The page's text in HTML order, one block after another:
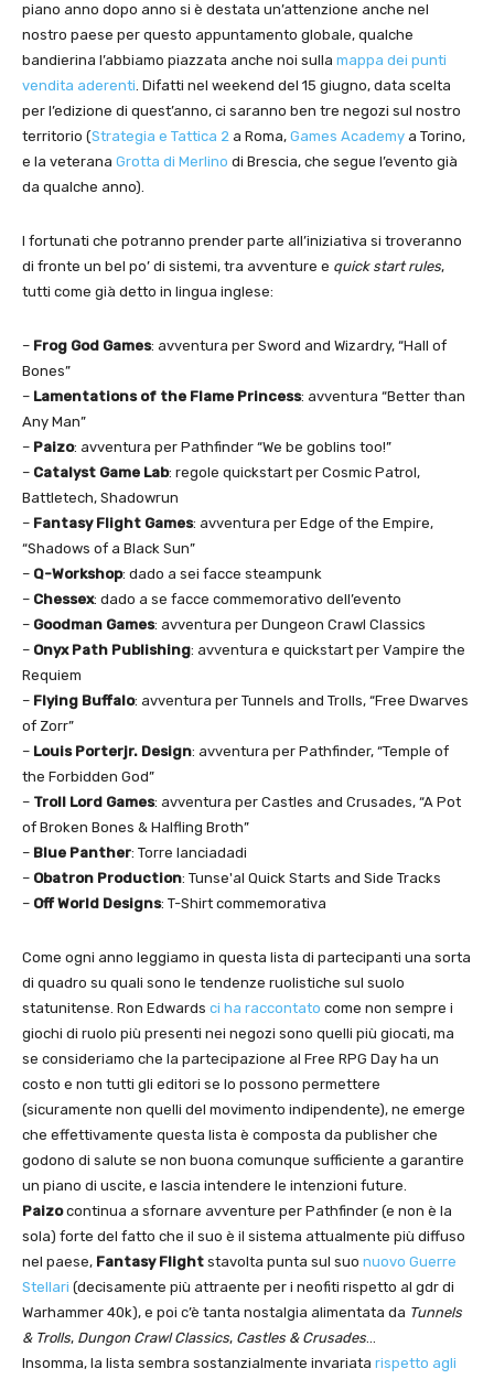
piano anno dopo anno si è destata un’attenzione anche nel
nostro paese per questo appuntamento globale, qualche
bandierina l’abbiamo piazzata anche noi sulla mappa dei punti
vendita aderenti. Difatti nel weekend del 15 giugno, data scelta
per l’edizione di quest’anno, ci saranno ben tre negozi sul nostro
territorio (Strategia e Tattica 2 a Roma, Games Academy a Torino,
e la veterana Grotta di Merlino di Brescia, che segue l’evento già
da qualche anno).
I fortunati che potranno prender parte all’iniziativa si troveranno
di fronte un bel po’ di sistemi, tra avventure e quick start rules,
tutti come già detto in lingua inglese:
– Frog God Games: avventura per Sword and Wizardry, “Hall of
Bones”
– Lamentations of the Flame Princess: avventura “Better than
Any Man”
– Paizo: avventura per Pathfinder “We be goblins too!”
– Catalyst Game Lab: regole quickstart per Cosmic Patrol,
Battletech, Shadowrun
– Fantasy Flight Games: avventura per Edge of the Empire,
“Shadows of a Black Sun”
– Q-Workshop: dado a sei facce steampunk
– Chessex: dado a se facce commemorativo dell’evento
– Goodman Games: avventura per Dungeon Crawl Classics
– Onyx Path Publishing: avventura e quickstart per Vampire the
Requiem
– Flying Buffalo: avventura per Tunnels and Trolls, “Free Dwarves
of Zorr”
– Louis Porterjr. Design: avventura per Pathfinder, “Temple of
the Forbidden God”
– Troll Lord Games: avventura per Castles and Crusades, “A Pot
of Broken Bones & Halfling Broth”
– Blue Panther: Torre lanciadadi
– Obatron Production: Tunse'al Quick Starts and Side Tracks
– Off World Designs: T-Shirt commemorativa
Come ogni anno leggiamo in questa lista di partecipanti una sorta
di quadro su quali sono le tendenze ruolistiche sul suolo
statunitense. Ron Edwards ci ha raccontato come non sempre i
giochi di ruolo più presenti nei negozi sono quelli più giocati, ma
se consideriamo che la partecipazione al Free RPG Day ha un
costo e non tutti gli editori se lo possono permettere
(sicuramente non quelli del movimento indipendente), ne emerge
che effettivamente questa lista è composta da publisher che
godono di salute se non buona comunque sufficiente a garantire
un piano di uscite, e lascia intendere le intenzioni future.
Paizocontinua a sfornare avventure per Pathfinder (e non è la
sola) forte del fatto che il suo è il sistema attualmente più diffuso
nel paese, Fantasy Flight stavolta punta sul suo nuovo Guerre
Stellari (decisamente più attraente per i neofiti rispetto al gdr di
Warhammer 40k), e poi c’è tanta nostalgia alimentata da Tunnels
& Trolls, Dungon Crawl Classics, Castles & Crusades…
Insomma, la lista sembra sostanzialmente invariata rispetto agli